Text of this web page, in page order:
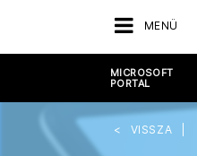
MENÜ
VISSZA
MICROSOFT
PORTAL